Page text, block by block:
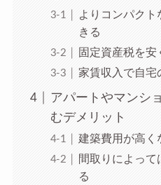
よりコンパク
きる
固定資産税を安
家賃収入で自宅
アパートやマンシ
むデメリット
建築費用が高く
間取りによって
る